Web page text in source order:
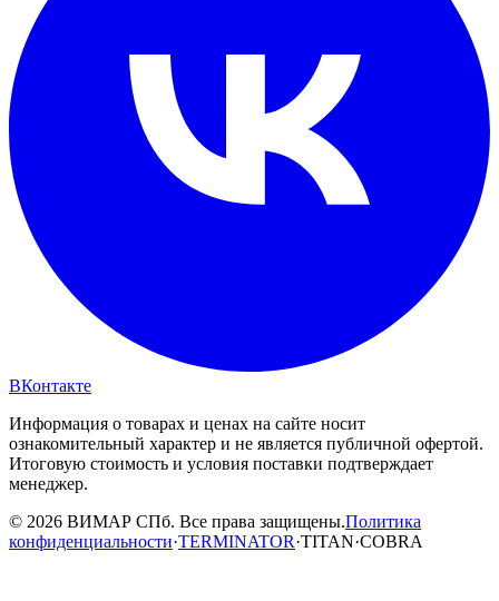
ВКонтакте
Информация о товарах и ценах на сайте носит
ознакомительный характер и не является публичной офертой.
Итоговую стоимость и условия поставки подтверждает
менеджер.
© 2026 ВИМАР СПб. Все права защищены.Политика
конфиденциальности·TERMINATOR·TITAN·COBRA